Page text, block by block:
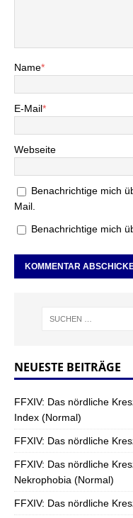
Name*
E-Mail*
Webseite
Benachrichtige mich
Mail.
Benachrichtige mich
NEUESTE BEITRÄGE
FFXIV: Das nördliche
Index (Normal)
FFXIV: Das nördliche
FFXIV: Das nördliche
Nekrophobia (Normal)
FFXIV: Das nördliche